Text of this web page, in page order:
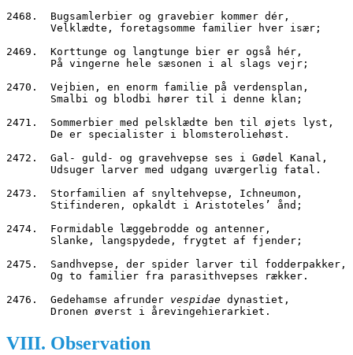
2468.  Bugsamlerbier og gravebier kommer dér,
       Velklædte, foretagsomme familier hver især;
2469.  Korttunge og langtunge bier er også hér,
       På vingerne hele sæsonen i al slags vejr;
2470.  Vejbien, en enorm familie på verdensplan,
       Smalbi og blodbi hører til i denne klan;
2471.  Sommerbier med pelsklædte ben til øjets lyst,
       De er specialister i blomsteroliehøst.
2472.  Gal- guld- og gravehvepse ses i Gødel Kanal,
       Udsuger larver med udgang uværgerlig fatal.
2473.  Storfamilien af snyltehvepse, Ichneumon,
       Stifinderen, opkaldt i Aristoteles’ ånd;
2474.  Formidable læggebrodde og antenner,
       Slanke, langspydede, frygtet af fjender;
2475.  Sandhvepse, der spider larver til fodderpakker,
       Og to familier fra parasithvepses rækker.
2476.  Gedehamse afrunder vespidae dynastiet,
       Dronen øverst i årevingehierarkiet.
VIII. Observation